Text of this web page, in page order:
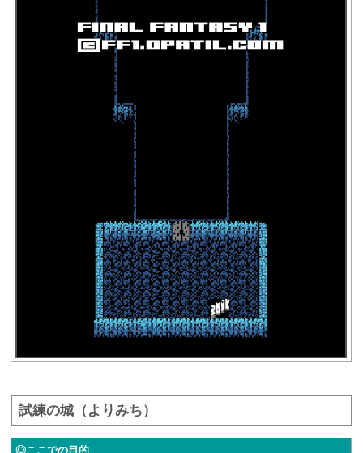
試練の城（よりみち）
◎ここでの目的